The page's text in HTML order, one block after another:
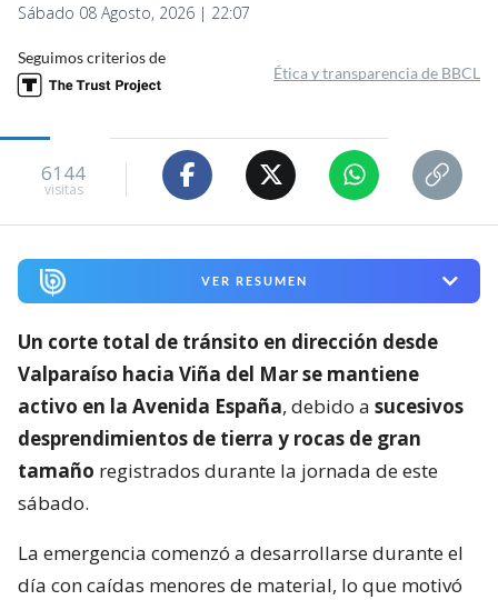
Sábado 08 Agosto, 2026 | 22:07
Seguimos criterios de
Ética y transparencia de BBCL
6144
visitas
VER RESUMEN
Un corte total de tránsito en dirección desde
Valparaíso hacia Viña del Mar se mantiene
activo en la Avenida España, debido a sucesivos
desprendimientos de tierra y rocas de gran
tamaño registrados durante la jornada de este
sábado.
La emergencia comenzó a desarrollarse durante el
día con caídas menores de material, lo que motivó